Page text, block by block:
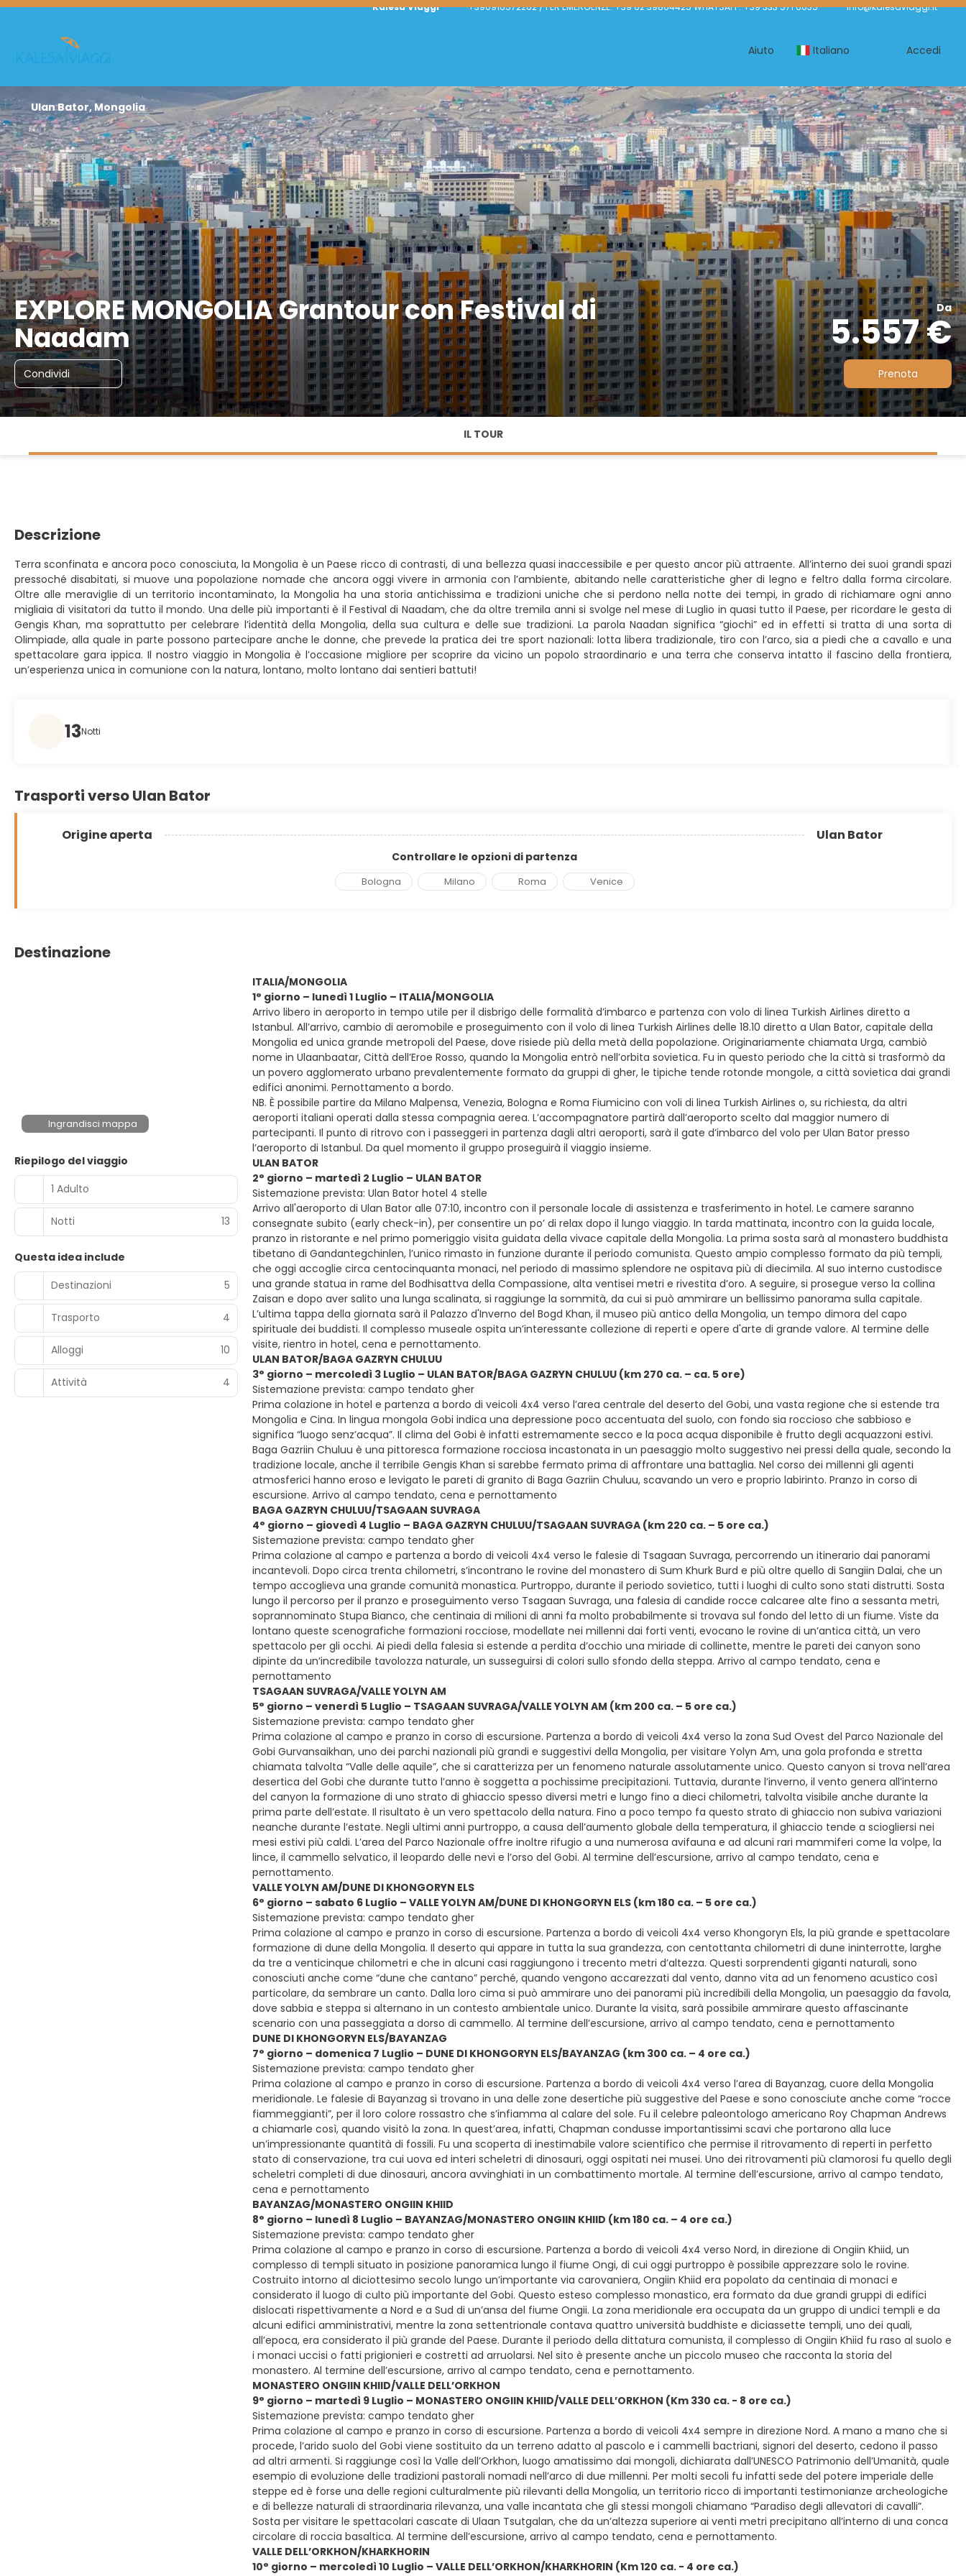
Kalesa Viaggi +390916572262 / PER EMERGENZE: +39 02 39864425 WHATSAPP: +39 333 571 6035 info@kalesaviaggi.it
Aiuto Italiano Accedi
EXPLORE MONGOLIA Grantour con Festival di
Naadam
Da
5.557 €
Condividi Prenota
Ulan Bator, Mongolia
IL TOUR
Descrizione
Terra sconfinata e ancora poco conosciuta, la Mongolia è un Paese ricco di contrasti, di una bellezza quasi inaccessibile e per questo ancor più attraente. All’interno dei suoi grandi spazi
pressoché disabitati, si muove una popolazione nomade che ancora oggi vivere in armonia con l’ambiente, abitando nelle caratteristiche gher di legno e feltro dalla forma circolare.
Oltre alle meraviglie di un territorio incontaminato, la Mongolia ha una storia antichissima e tradizioni uniche che si perdono nella notte dei tempi, in grado di richiamare ogni anno
migliaia di visitatori da tutto il mondo. Una delle più importanti è il Festival di Naadam, che da oltre tremila anni si svolge nel mese di Luglio in quasi tutto il Paese, per ricordare le gesta di
Gengis Khan, ma soprattutto per celebrare l’identità della Mongolia, della sua cultura e delle sue tradizioni. La parola Naadan significa “giochi” ed in effetti si tratta di una sorta di
Olimpiade, alla quale in parte possono partecipare anche le donne, che prevede la pratica dei tre sport nazionali: lotta libera tradizionale, tiro con l’arco, sia a piedi che a cavallo e una
spettacolare gara ippica. Il nostro viaggio in Mongolia è l’occasione migliore per scoprire da vicino un popolo straordinario e una terra che conserva intatto il fascino della frontiera,
un’esperienza unica in comunione con la natura, lontano, molto lontano dai sentieri battuti!
13Notti
Trasporti verso Ulan Bator
Origine aperta Ulan Bator
Controllare le opzioni di partenza
Bologna Milano Roma Venice
Destinazione
Ingrandisci mappa
Riepilogo del viaggio
1 Adulto
Notti 13
Questa idea include
Destinazioni
5
Trasporto 4
Alloggi 10
Attività 4
ITALIA/MONGOLIA
1° giorno – lunedì 1 Luglio – ITALIA/MONGOLIA
Arrivo libero in aeroporto in tempo utile per il disbrigo delle formalità d’imbarco e partenza con volo di linea Turkish Airlines diretto a
Istanbul. All’arrivo, cambio di aeromobile e proseguimento con il volo di linea Turkish Airlines delle 18.10 diretto a Ulan Bator, capitale della
Mongolia ed unica grande metropoli del Paese, dove risiede più della metà della popolazione. Originariamente chiamata Urga, cambiò
nome in Ulaanbaatar, Città dell’Eroe Rosso, quando la Mongolia entrò nell’orbita sovietica. Fu in questo periodo che la città si trasformò da
un povero agglomerato urbano prevalentemente formato da gruppi di gher, le tipiche tende rotonde mongole, a città sovietica dai grandi
edifici anonimi. Pernottamento a bordo.
NB. È possibile partire da Milano Malpensa, Venezia, Bologna e Roma Fiumicino con voli di linea Turkish Airlines o, su richiesta, da altri
aeroporti italiani operati dalla stessa compagnia aerea. L’accompagnatore partirà dall’aeroporto scelto dal maggior numero di
partecipanti. Il punto di ritrovo con i passeggeri in partenza dagli altri aeroporti, sarà il gate d’imbarco del volo per Ulan Bator presso
l’aeroporto di Istanbul. Da quel momento il gruppo proseguirà il viaggio insieme.
ULAN BATOR
2° giorno – martedì 2 Luglio – ULAN BATOR
Sistemazione prevista: Ulan Bator hotel 4 stelle
Arrivo all'aeroporto di Ulan Bator alle 07:10, incontro con il personale locale di assistenza e trasferimento in hotel. Le camere saranno
consegnate subito (early check-in), per consentire un po’ di relax dopo il lungo viaggio. In tarda mattinata, incontro con la guida locale,
pranzo in ristorante e nel primo pomeriggio visita guidata della vivace capitale della Mongolia. La prima sosta sarà al monastero buddhista
tibetano di Gandantegchinlen, l’unico rimasto in funzione durante il periodo comunista. Questo ampio complesso formato da più templi,
che oggi accoglie circa centocinquanta monaci, nel periodo di massimo splendore ne ospitava più di diecimila. Al suo interno custodisce
una grande statua in rame del Bodhisattva della Compassione, alta ventisei metri e rivestita d’oro. A seguire, si prosegue verso la collina
Zaisan e dopo aver salito una lunga scalinata, si raggiunge la sommità, da cui si può ammirare un bellissimo panorama sulla capitale.
L’ultima tappa della giornata sarà il Palazzo d'Inverno del Bogd Khan, il museo più antico della Mongolia, un tempo dimora del capo
spirituale dei buddisti. Il complesso museale ospita un’interessante collezione di reperti e opere d'arte di grande valore. Al termine delle
visite, rientro in hotel, cena e pernottamento.
ULAN BATOR/BAGA GAZRYN CHULUU
3° giorno – mercoledì 3 Luglio – ULAN BATOR/BAGA GAZRYN CHULUU (km 270 ca. – ca. 5 ore)
Sistemazione prevista: campo tendato gher
Prima colazione in hotel e partenza a bordo di veicoli 4x4 verso l’area centrale del deserto del Gobi, una vasta regione che si estende tra
Mongolia e Cina. In lingua mongola Gobi indica una depressione poco accentuata del suolo, con fondo sia roccioso che sabbioso e
significa “luogo senz’acqua”. Il clima del Gobi è infatti estremamente secco e la poca acqua disponibile è frutto degli acquazzoni estivi.
Baga Gazriin Chuluu è una pittoresca formazione rocciosa incastonata in un paesaggio molto suggestivo nei pressi della quale, secondo la
tradizione locale, anche il terribile Gengis Khan si sarebbe fermato prima di affrontare una battaglia. Nel corso dei millenni gli agenti
atmosferici hanno eroso e levigato le pareti di granito di Baga Gazriin Chuluu, scavando un vero e proprio labirinto. Pranzo in corso di
escursione. Arrivo al campo tendato, cena e pernottamento
BAGA GAZRYN CHULUU/TSAGAAN SUVRAGA
4° giorno – giovedì 4 Luglio – BAGA GAZRYN CHULUU/TSAGAAN SUVRAGA (km 220 ca. – 5 ore ca.)
Sistemazione prevista: campo tendato gher
Prima colazione al campo e partenza a bordo di veicoli 4x4 verso le falesie di Tsagaan Suvraga, percorrendo un itinerario dai panorami
incantevoli. Dopo circa trenta chilometri, s’incontrano le rovine del monastero di Sum Khurk Burd e più oltre quello di Sangiin Dalai, che un
tempo accoglieva una grande comunità monastica. Purtroppo, durante il periodo sovietico, tutti i luoghi di culto sono stati distrutti. Sosta
lungo il percorso per il pranzo e proseguimento verso Tsagaan Suvraga, una falesia di candide rocce calcaree alte fino a sessanta metri,
soprannominato Stupa Bianco, che centinaia di milioni di anni fa molto probabilmente si trovava sul fondo del letto di un fiume. Viste da
lontano queste scenografiche formazioni rocciose, modellate nei millenni dai forti venti, evocano le rovine di un’antica città, un vero
spettacolo per gli occhi. Ai piedi della falesia si estende a perdita d’occhio una miriade di collinette, mentre le pareti dei canyon sono
dipinte da un’incredibile tavolozza naturale, un susseguirsi di colori sullo sfondo della steppa. Arrivo al campo tendato, cena e
pernottamento
TSAGAAN SUVRAGA/VALLE YOLYN AM
5° giorno – venerdì 5 Luglio – TSAGAAN SUVRAGA/VALLE YOLYN AM (km 200 ca. – 5 ore ca.)
Sistemazione prevista: campo tendato gher
Prima colazione al campo e pranzo in corso di escursione. Partenza a bordo di veicoli 4x4 verso la zona Sud Ovest del Parco Nazionale del
Gobi Gurvansaikhan, uno dei parchi nazionali più grandi e suggestivi della Mongolia, per visitare Yolyn Am, una gola profonda e stretta
chiamata talvolta “Valle delle aquile”, che si caratterizza per un fenomeno naturale assolutamente unico. Questo canyon si trova nell’area
desertica del Gobi che durante tutto l’anno è soggetta a pochissime precipitazioni. Tuttavia, durante l’inverno, il vento genera all’interno
del canyon la formazione di uno strato di ghiaccio spesso diversi metri e lungo fino a dieci chilometri, talvolta visibile anche durante la
prima parte dell’estate. Il risultato è un vero spettacolo della natura. Fino a poco tempo fa questo strato di ghiaccio non subiva variazioni
neanche durante l’estate. Negli ultimi anni purtroppo, a causa dell’aumento globale della temperatura, il ghiaccio tende a sciogliersi nei
mesi estivi più caldi. L’area del Parco Nazionale offre inoltre rifugio a una numerosa avifauna e ad alcuni rari mammiferi come la volpe, la
lince, il cammello selvatico, il leopardo delle nevi e l’orso del Gobi. Al termine dell’escursione, arrivo al campo tendato, cena e
pernottamento.
VALLE YOLYN AM/DUNE DI KHONGORYN ELS
6° giorno – sabato 6 Luglio – VALLE YOLYN AM/DUNE DI KHONGORYN ELS (km 180 ca. – 5 ore ca.)
Sistemazione prevista: campo tendato gher
Prima colazione al campo e pranzo in corso di escursione. Partenza a bordo di veicoli 4x4 verso Khongoryn Els, la più grande e spettacolare
formazione di dune della Mongolia. Il deserto qui appare in tutta la sua grandezza, con centottanta chilometri di dune ininterrotte, larghe
da tre a venticinque chilometri e che in alcuni casi raggiungono i trecento metri d’altezza. Questi sorprendenti giganti naturali, sono
conosciuti anche come “dune che cantano” perché, quando vengono accarezzati dal vento, danno vita ad un fenomeno acustico così
particolare, da sembrare un canto. Dalla loro cima si può ammirare uno dei panorami più incredibili della Mongolia, un paesaggio da favola,
dove sabbia e steppa si alternano in un contesto ambientale unico. Durante la visita, sarà possibile ammirare questo affascinante
scenario con una passeggiata a dorso di cammello. Al termine dell’escursione, arrivo al campo tendato, cena e pernottamento
DUNE DI KHONGORYN ELS/BAYANZAG
7° giorno – domenica 7 Luglio – DUNE DI KHONGORYN ELS/BAYANZAG (km 300 ca. – 4 ore ca.)
Sistemazione prevista: campo tendato gher
Prima colazione al campo e pranzo in corso di escursione. Partenza a bordo di veicoli 4x4 verso l’area di Bayanzag, cuore della Mongolia
meridionale. Le falesie di Bayanzag si trovano in una delle zone desertiche più suggestive del Paese e sono conosciute anche come “rocce
fiammeggianti”, per il loro colore rossastro che s’infiamma al calare del sole. Fu il celebre paleontologo americano Roy Chapman Andrews
a chiamarle così, quando visitò la zona. In quest’area, infatti, Chapman condusse importantissimi scavi che portarono alla luce
un’impressionante quantità di fossili. Fu una scoperta di inestimabile valore scientifico che permise il ritrovamento di reperti in perfetto
stato di conservazione, tra cui uova ed interi scheletri di dinosauri, oggi ospitati nei musei. Uno dei ritrovamenti più clamorosi fu quello degli
scheletri completi di due dinosauri, ancora avvinghiati in un combattimento mortale. Al termine dell’escursione, arrivo al campo tendato,
cena e pernottamento
BAYANZAG/MONASTERO ONGIIN KHIID
8° giorno – lunedì 8 Luglio – BAYANZAG/MONASTERO ONGIIN KHIID (km 180 ca. – 4 ore ca.)
Sistemazione prevista: campo tendato gher
Prima colazione al campo e pranzo in corso di escursione. Partenza a bordo di veicoli 4x4 verso Nord, in direzione di Ongiin Khiid, un
complesso di templi situato in posizione panoramica lungo il fiume Ongi, di cui oggi purtroppo è possibile apprezzare solo le rovine.
Costruito intorno al diciottesimo secolo lungo un’importante via carovaniera, Ongiin Khiid era popolato da centinaia di monaci e
considerato il luogo di culto più importante del Gobi. Questo esteso complesso monastico, era formato da due grandi gruppi di edifici
dislocati rispettivamente a Nord e a Sud di un’ansa del fiume Ongii. La zona meridionale era occupata da un gruppo di undici templi e da
alcuni edifici amministrativi, mentre la zona settentrionale contava quattro università buddhiste e diciassette templi, uno dei quali,
all’epoca, era considerato il più grande del Paese. Durante il periodo della dittatura comunista, il complesso di Ongiin Khiid fu raso al suolo e
i monaci uccisi o fatti prigionieri e costretti ad arruolarsi. Nel sito è presente anche un piccolo museo che racconta la storia del
monastero. Al termine dell’escursione, arrivo al campo tendato, cena e pernottamento.
MONASTERO ONGIIN KHIID/VALLE DELL’ORKHON
9° giorno – martedì 9 Luglio – MONASTERO ONGIIN KHIID/VALLE DELL’ORKHON (Km 330 ca. - 8 ore ca.)
Sistemazione prevista: campo tendato gher
Prima colazione al campo e pranzo in corso di escursione. Partenza a bordo di veicoli 4x4 sempre in direzione Nord. A mano a mano che si
procede, l’arido suolo del Gobi viene sostituito da un terreno adatto al pascolo e i cammelli bactriani, signori del deserto, cedono il passo
ad altri armenti. Si raggiunge così la Valle dell’Orkhon, luogo amatissimo dai mongoli, dichiarata dall’UNESCO Patrimonio dell’Umanità, quale
esempio di evoluzione delle tradizioni pastorali nomadi nell’arco di due millenni. Per molti secoli fu infatti sede del potere imperiale delle
steppe ed è forse una delle regioni culturalmente più rilevanti della Mongolia, un territorio ricco di importanti testimonianze archeologiche
e di bellezze naturali di straordinaria rilevanza, una valle incantata che gli stessi mongoli chiamano “Paradiso degli allevatori di cavalli”.
Sosta per visitare le spettacolari cascate di Ulaan Tsutgalan, che da un’altezza superiore ai venti metri precipitano all’interno di una conca
circolare di roccia basaltica. Al termine dell’escursione, arrivo al campo tendato, cena e pernottamento.
VALLE DELL’ORKHON/KHARKHORIN
10° giorno – mercoledì 10 Luglio – VALLE DELL’ORKHON/KHARKHORIN (Km 120 ca. - 4 ore ca.)